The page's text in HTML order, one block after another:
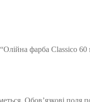
фарба Classico 60